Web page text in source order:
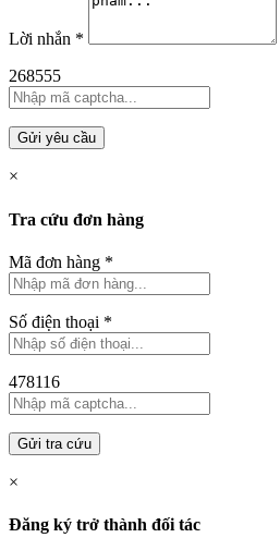
Lời nhắn *
268555
Gửi yêu cầu
×
Tra cứu đơn hàng
Mã đơn hàng *
Số điện thoại *
478116
Gửi tra cứu
×
Đăng ký trở thành đối tác